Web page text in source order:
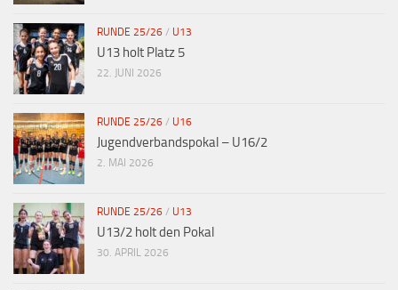
RUNDE 25/26 / U13
U13 holt Platz 5
22. JUNI 2026
RUNDE 25/26 / U16
Jugendverbandspokal – U16/2
2. MAI 2026
RUNDE 25/26 / U13
U13/2 holt den Pokal
30. APRIL 2026